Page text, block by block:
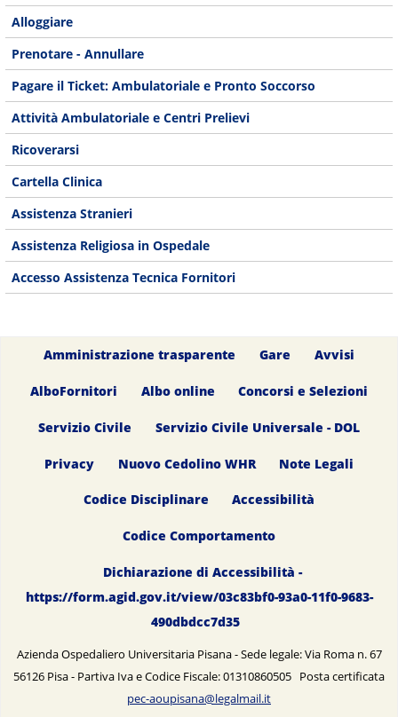
Alloggiare
Prenotare - Annullare
Pagare il Ticket: Ambulatoriale e Pronto Soccorso
Attività Ambulatoriale e Centri Prelievi
Ricoverarsi
Cartella Clinica
Assistenza Stranieri
Assistenza Religiosa in Ospedale
Accesso Assistenza Tecnica Fornitori
Amministrazione trasparente Gare Avvisi
AlboFornitori Albo online Concorsi e Selezioni
Servizio Civile Servizio Civile Universale - DOL
Privacy Nuovo Cedolino WHR Note Legali
Codice Disciplinare Accessibilità
Codice Comportamento
Dichiarazione di Accessibilità -
https://form.agid.gov.it/view/03c83bf0-93a0-11f0-9683-
490dbdcc7d35
Azienda Ospedaliero Universitaria Pisana - Sede legale: Via Roma n. 67
56126 Pisa - Partiva Iva e Codice Fiscale: 01310860505 Posta certificata
pec-aoupisana@legalmail.it